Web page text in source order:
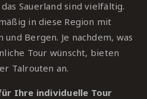
Sauerland sind vielfältig.
in diese Region mit
und Bergen. Je nachdem, was
Tour wünscht, bieten
Talrouten an.
Ihre individuelle Tour